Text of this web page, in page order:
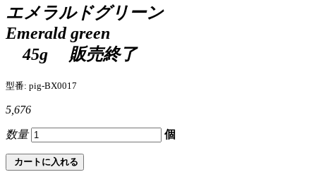
エメラルドグリーン
Emerald green
45g 販売終了
型番: pig-BX0017
5,676
数量 個
カートに入れる